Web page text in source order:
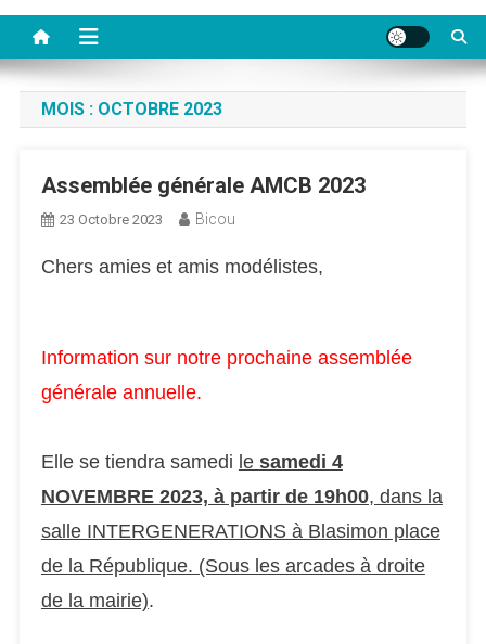
MOIS : OCTOBRE 2023
Assemblée générale AMCB 2023
23 Octobre 2023 Bicou
Chers amies et amis modélistes,
Information sur notre prochaine assemblée
générale annuelle.
Elle se tiendra samedi le samedi 4
NOVEMBRE 2023, à partir de 19h00, dans la
salle INTERGENERATIONS à Blasimon place
de la République. (Sous les arcades à droite
de la mairie).